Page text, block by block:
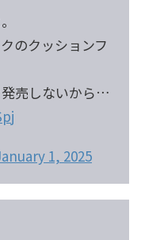
のクッションフ
売しないから…
1, 2025